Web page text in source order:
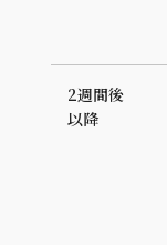
2週間後
以降